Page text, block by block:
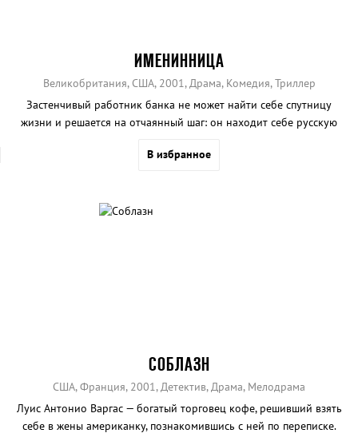
ИМЕНИННИЦА
Великобритания, США, 2001, Драма, Комедия, Триллер
Застенчивый работник банка не может найти себе спутницу
жизни и решается на отчаянный шаг: он находит себе русскую
В избранное
СОБЛАЗН
США, Франция, 2001, Детектив, Драма, Мелодрама
Луис Антонио Варгас — богатый торговец кофе, решивший взять
себе в жены американку, познакомившись с ней по переписке.